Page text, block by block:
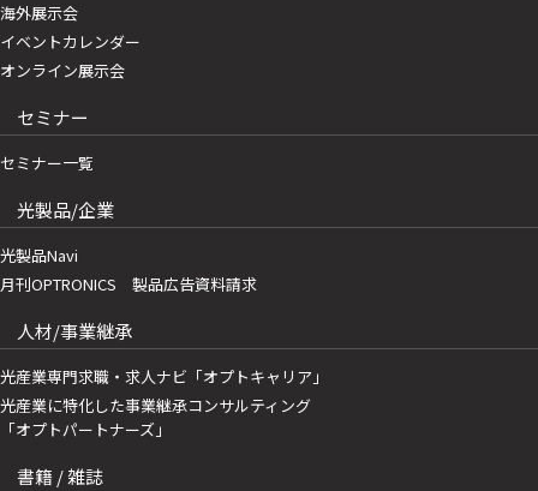
海外展示会
イベントカレンダー
オンライン展示会
セミナー
セミナー一覧
光製品/企業
光製品Navi
月刊OPTRONICS 製品広告資料請求
人材/事業継承
光産業専門求職・求人ナビ「オプトキャリア」
光産業に特化した事業継承コンサルティング
「オプトパートナーズ」
書籍 / 雑誌